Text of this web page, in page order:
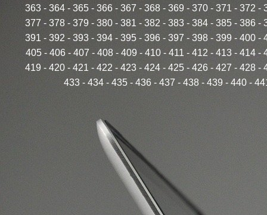
363 - 364 - 365 - 366 - 367 - 368 - 369 - 370 - 371 - 372 -
377 - 378 - 379 - 380 - 381 - 382 - 383 - 384 - 385 - 386 -
391 - 392 - 393 - 394 - 395 - 396 - 397 - 398 - 399 - 400 -
405- 406- 407 - 408- 409- 410- 411 - 412 - 413- 414-
419 - 420 - 421 - 422 - 423 - 424 - 425 - 426 - 427 - 428 -
433- 434- 435- 436- 437 - 438- 439 - 440-